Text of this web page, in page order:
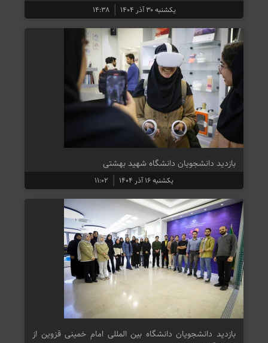
یکشنبه ۳۰ آذر ۱۴۰۴ ۱۴:۳۸
بازدید دانشجویان دانشگاه شهید بهشتی
یکشنبه ۱۶ آذر ۱۴۰۴ ۱۱:۰۲
بازدید دانشجویان دانشگاه بین المللی امام خمینی قزوین از